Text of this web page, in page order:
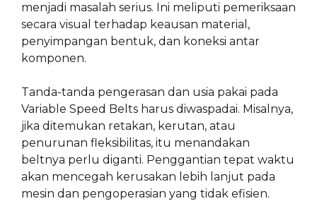
menjadi masalah serius. Ini meliputi pemeriksaan
secara visual terhadap keausan material,
penyimpangan bentuk, dan koneksi antar
komponen.
Tanda-tanda pengerasan dan usia pakai pada
Variable Speed Belts harus diwaspadai. Misalnya,
jika ditemukan retakan, kerutan, atau
penurunan fleksibilitas, itu menandakan
beltnya perlu diganti. Penggantian tepat waktu
akan mencegah kerusakan lebih lanjut pada
mesin dan pengoperasian yang tidak efisien.